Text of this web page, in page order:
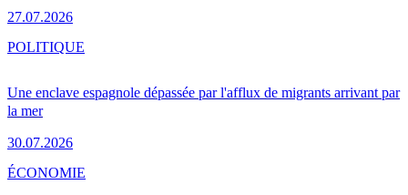
27.07.2026
Une enclave espagnole dépassée par l'afflux de migrants arrivant par
la mer
30.07.2026
POLITIQUE
ÉCONOMIE